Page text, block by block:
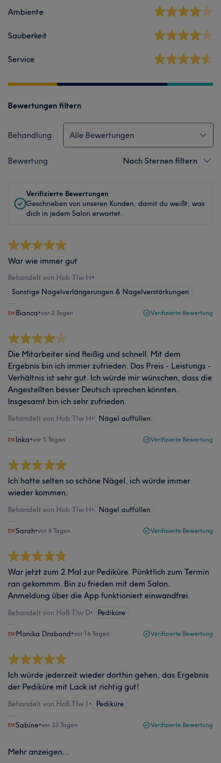
Ambiente
Sauberkeit
Service
Bewertungen filtern
Behandlung Alle Bewertungen
Bewertung Nach Sternen filtern
Verifizierte Bewertungen
Geschrieben von unseren Kunden, damit du weißt, was
dich in jedem Salon erwartet.
War wie immer gut
Behandelt von Hob Tlw H•
Sonstige Nagelverlängerungen & Nagelverstärkungen
Bianca•vor 2 Tagen Verifizierte Bewertung
Die Mitarbeiter sind fleißig und schnell. Mit dem
Ergebnis bin ich immer zufrieden. Das Preis - Leistungs -
Verhältnis ist sehr gut. Ich würde mir wünschen, dass die
Angestellten besser Deutsch sprechen könnten.
Insgesamt bin ich sehr zufrieden.
Behandelt von Hob Tlw H• Nägel auffüllen
Inka•vor 5 Tagen Verifizierte Bewertung
Ich hatte selten so schöne Nägel, ich würde immer
wieder kommen.
Behandelt von Hob Tlw H• Nägel auffüllen
Sarah•vor 6 Tagen Verifizierte Bewertung
War jetzt zum 2.Mal zur Pediküre. Pünktlich zum Termin
ran gekommm. Bin zu frieden mit dem Salon.
Anmeldung über die App funktioniert einwandfrei.
Behandelt von HoB Tlw D• Pediküre
Monika Draband•vor 16 Tagen Verifizierte Bewertung
Ich würde jederzeit wieder dorthin gehen, das Ergebnis
der Pediküre mit Lack ist richtig gut!
Behandelt von HoB Tlw 1 • Pediküre
Sabine•vor 23 Tagen Verifizierte Bewertung
Mehr anzeigen...